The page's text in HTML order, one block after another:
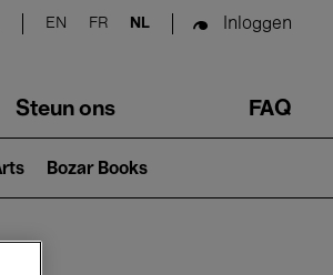
search
EN FR NL Inloggen
Steun ons FAQ
Bozar Books